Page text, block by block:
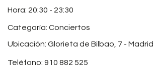
20:30 - 23:30
Categoría: Conciertos
Ubicación: Glorieta de Bilbao, 7 - Madrid
Teléfono: 910 882 525